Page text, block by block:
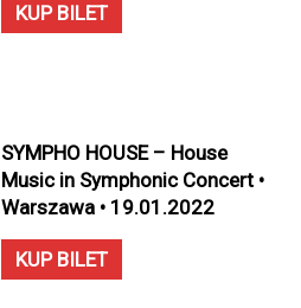
KUP BILET
SYMPHO HOUSE – House
Music in Symphonic Concert •
Warszawa • 19.01.2022
KUP BILET